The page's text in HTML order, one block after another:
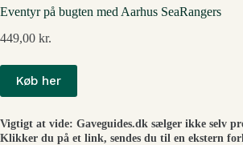
Eventyr på bugten med Aarhus SeaRangers
449,00 kr.
Køb her
Vigtigt at vide: Gaveguides.dk sælger ikke selv
Klikker du på et link, sendes du til en ekstern